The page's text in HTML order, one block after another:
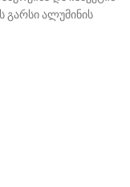
გარსი ალუმინის